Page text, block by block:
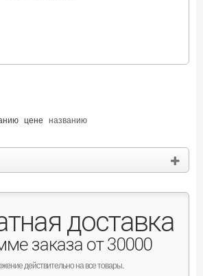
цене названию
доставка
заказа от 30000
действительно на все товары.